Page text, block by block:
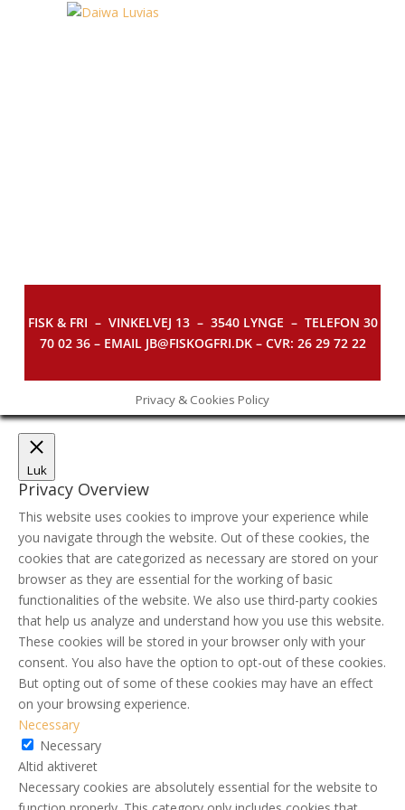
FISK & FRI – VINKELVEJ 13 – 3540 LYNGE – TELEFON 30
70 02 36 – EMAIL JB@FISKOGFRI.DK – CVR: 26 29 72 22
Privacy & Cookies Policy
Luk
Privacy Overview
This website uses cookies to improve your experience while
you navigate through the website. Out of these cookies, the
cookies that are categorized as necessary are stored on your
browser as they are essential for the working of basic
functionalities of the website. We also use third-party cookies
that help us analyze and understand how you use this website.
These cookies will be stored in your browser only with your
consent. You also have the option to opt-out of these cookies.
But opting out of some of these cookies may have an effect
on your browsing experience.
Necessary
Necessary
Altid aktiveret
Necessary cookies are absolutely essential for the website to